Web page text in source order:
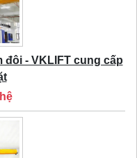
đôi - VKLIFT cung cấp